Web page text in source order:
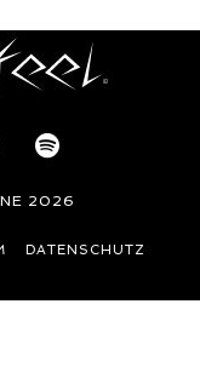
2026
DATENSCHUTZ